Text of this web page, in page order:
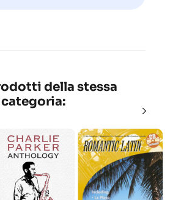
della stessa
categoria: